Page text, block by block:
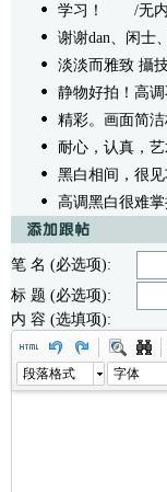
学习！
/无内
谢谢dan、闲士
淡淡而雅致 攝
静物好拍！高
精彩。画面简
耐心，认真，
黑白相间，很见
高调黑白很难
笔 名 (必选项):
标 题 (必选项):
内 容 (选填项):
段落格式 字体